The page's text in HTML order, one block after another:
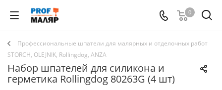
0
Профессиональные шпатели для малярных и отделочных работ
STORCH, OLEJNIK, Rollingdog, ANZA
Набор шпателей для силикона и
герметика Rollingdog 80263G (4 шт)